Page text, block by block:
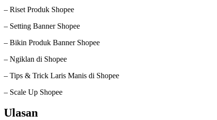
– Riset Produk Shopee
– Setting Banner Shopee
– Bikin Produk Banner Shopee
– Ngiklan di Shopee
– Tips & Trick Laris Manis di Shopee
– Scale Up Shopee
Ulasan